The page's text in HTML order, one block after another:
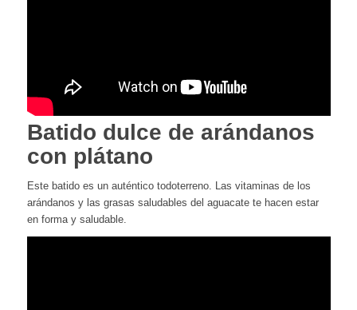
Batido dulce de arándanos
con plátano
Este batido es un auténtico todoterreno. Las vitaminas de los
arándanos y las grasas saludables del aguacate te hacen estar
en forma y saludable.